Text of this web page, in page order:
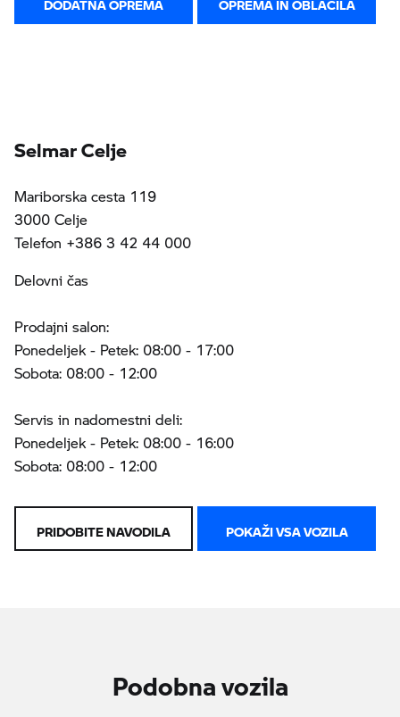
Selmar Celje
Mariborska cesta 119
3000 Celje
Telefon +386 3 42 44 000
Delovni čas
Prodajni salon:
Ponedeljek - Petek: 08:00 - 17:00
Sobota: 08:00 - 12:00
Servis in nadomestni deli:
Ponedeljek - Petek: 08:00 - 16:00
Sobota: 08:00 - 12:00
PRIDOBITE NAVODILA POKAŽI VSA VOZILA
Podobna vozila